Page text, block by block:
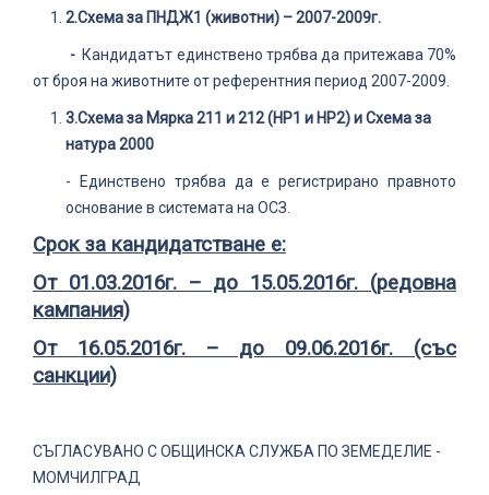
2.Схема за ПНДЖ1 (животни) – 2007-2009г.
- Кандидатът единствено трябва да притежава 70%
от броя на животните от референтния период 2007-2009.
3.Схема за Мярка 211 и 212 (НР1 и НР2) и Схема за
натура 2000
- Единствено трябва да е регистрирано правното
основание в системата на ОСЗ.
Срок за кандидатстване е:
От 01.03.2016г. – до 15.05.2016г. (редовна
кампания)
От 16.05.2016г. – до 09.06.2016г. (със
санкции)
СЪГЛАСУВАНО С ОБЩИНСКА СЛУЖБА ПО ЗЕМЕДЕЛИЕ -
МОМЧИЛГРАД